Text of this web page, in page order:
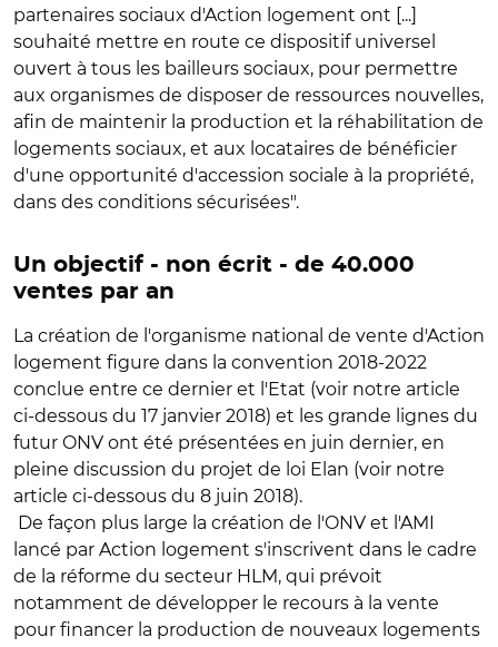
partenaires sociaux d'Action logement ont [...]
souhaité mettre en route ce dispositif universel
ouvert à tous les bailleurs sociaux, pour permettre
aux organismes de disposer de ressources nouvelles,
afin de maintenir la production et la réhabilitation de
logements sociaux, et aux locataires de bénéficier
d'une opportunité d'accession sociale à la propriété,
dans des conditions sécurisées".
Un objectif - non écrit - de 40.000
ventes par an
La création de l'organisme national de vente d'Action
logement figure dans la convention 2018-2022
conclue entre ce dernier et l'Etat (voir notre article
ci-dessous du 17 janvier 2018) et les grande lignes du
futur ONV ont été présentées en juin dernier, en
pleine discussion du projet de loi Elan (voir notre
article ci-dessous du 8 juin 2018).
De façon plus large la création de l'ONV et l'AMI
lancé par Action logement s'inscrivent dans le cadre
de la réforme du secteur HLM, qui prévoit
notamment de développer le recours à la vente
pour financer la production de nouveaux logements